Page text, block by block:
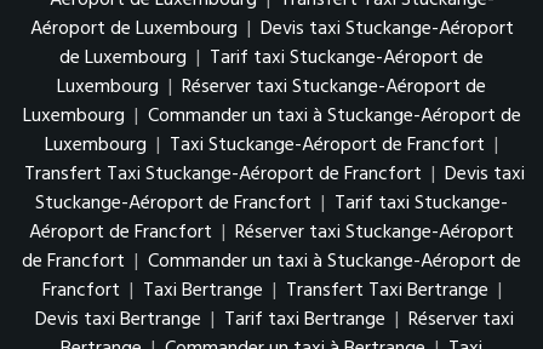
Aéroport de Luxembourg | Devis taxi Stuckange-Aéroport
de Luxembourg | Tarif taxi Stuckange-Aéroport de
Luxembourg | Réserver taxi Stuckange-Aéroport de
Luxembourg | Commander un taxi à Stuckange-Aéroport de
Luxembourg | Taxi Stuckange-Aéroport de Francfort |
Transfert Taxi Stuckange-Aéroport de Francfort | Devis taxi
Stuckange-Aéroport de Francfort | Tarif taxi Stuckange-
Aéroport de Francfort | Réserver taxi Stuckange-Aéroport
de Francfort | Commander un taxi à Stuckange-Aéroport de
Francfort | Taxi Bertrange | Transfert Taxi Bertrange |
Devis taxi Bertrange | Tarif taxi Bertrange | Réserver taxi